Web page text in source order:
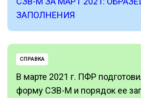
ЗАПОЛНЕНИЯ
СПРАВКА
В марте 2021 г. ПФР
форму СЗВ-М и порядок ее